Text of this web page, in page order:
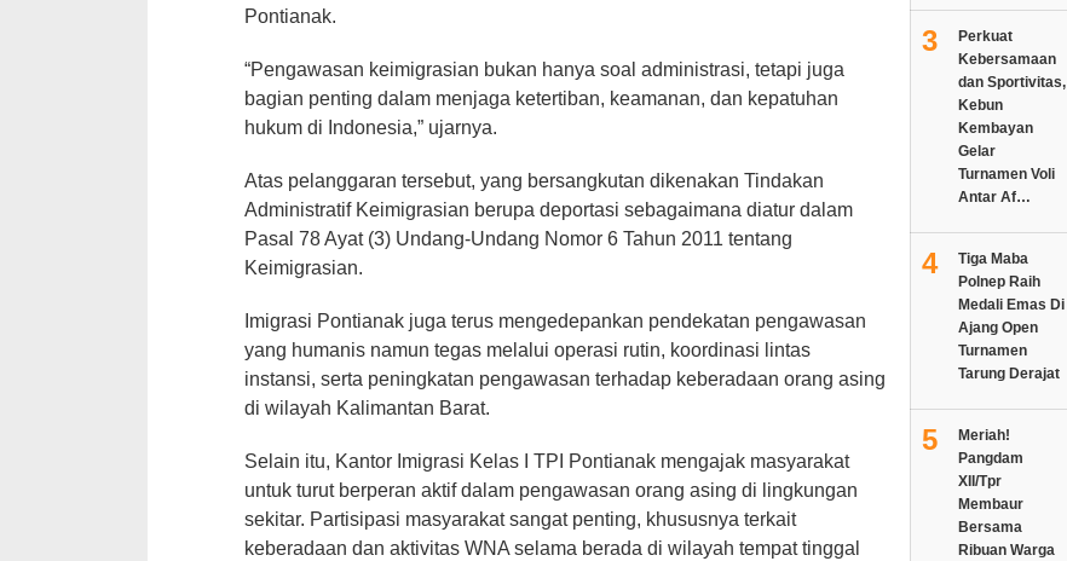
Pontianak.
“Pengawasan keimigrasian bukan hanya soal administrasi, tetapi juga
bagian penting dalam menjaga ketertiban, keamanan, dan kepatuhan
hukum di Indonesia,” ujarnya.
Atas pelanggaran tersebut, yang bersangkutan dikenakan Tindakan
Administratif Keimigrasian berupa deportasi sebagaimana diatur dalam
Pasal 78 Ayat (3) Undang-Undang Nomor 6 Tahun 2011 tentang
Keimigrasian.
Imigrasi Pontianak juga terus mengedepankan pendekatan pengawasan
yang humanis namun tegas melalui operasi rutin, koordinasi lintas
instansi, serta peningkatan pengawasan terhadap keberadaan orang asing
di wilayah Kalimantan Barat.
Selain itu, Kantor Imigrasi Kelas I TPI Pontianak mengajak masyarakat
untuk turut berperan aktif dalam pengawasan orang asing di lingkungan
sekitar. Partisipasi masyarakat sangat penting, khususnya terkait
keberadaan dan aktivitas WNA selama berada di wilayah tempat tinggal
3
Perkuat
Kebersamaan
dan Sportivitas,
Kebun
Kembayan
Gelar
Turnamen Voli
Antar Af…
4
Tiga Maba
Polnep Raih
Medali Emas Di
Ajang Open
Turnamen
Tarung Derajat
5
Meriah!
Pangdam
XII/Tpr
Membaur
Bersama
Ribuan Warga